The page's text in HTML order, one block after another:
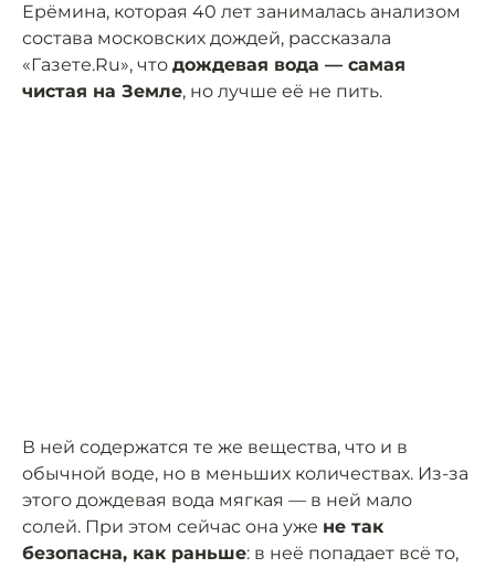
Ерёмина, которая 40 лет занималась анализом
состава московских дождей, рассказала
«Газете.Ru», что дождевая вода — самая
чистая на Земле, но лучше её не пить.
В ней содержатся те же вещества, что и в
обычной воде, но в меньших количествах. Из-за
этого дождевая вода мягкая — в ней мало
солей. При этом сейчас она уже не так
безопасна, как раньше: в неё попадает всё то,